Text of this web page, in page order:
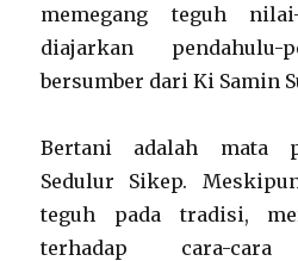
memegang teguh
diajarkan pendahulu-
bersumber dari Ki Samin
Bertani adalah mata
Sedulur Sikep.
teguh pada tradisi,
terhadap cara-